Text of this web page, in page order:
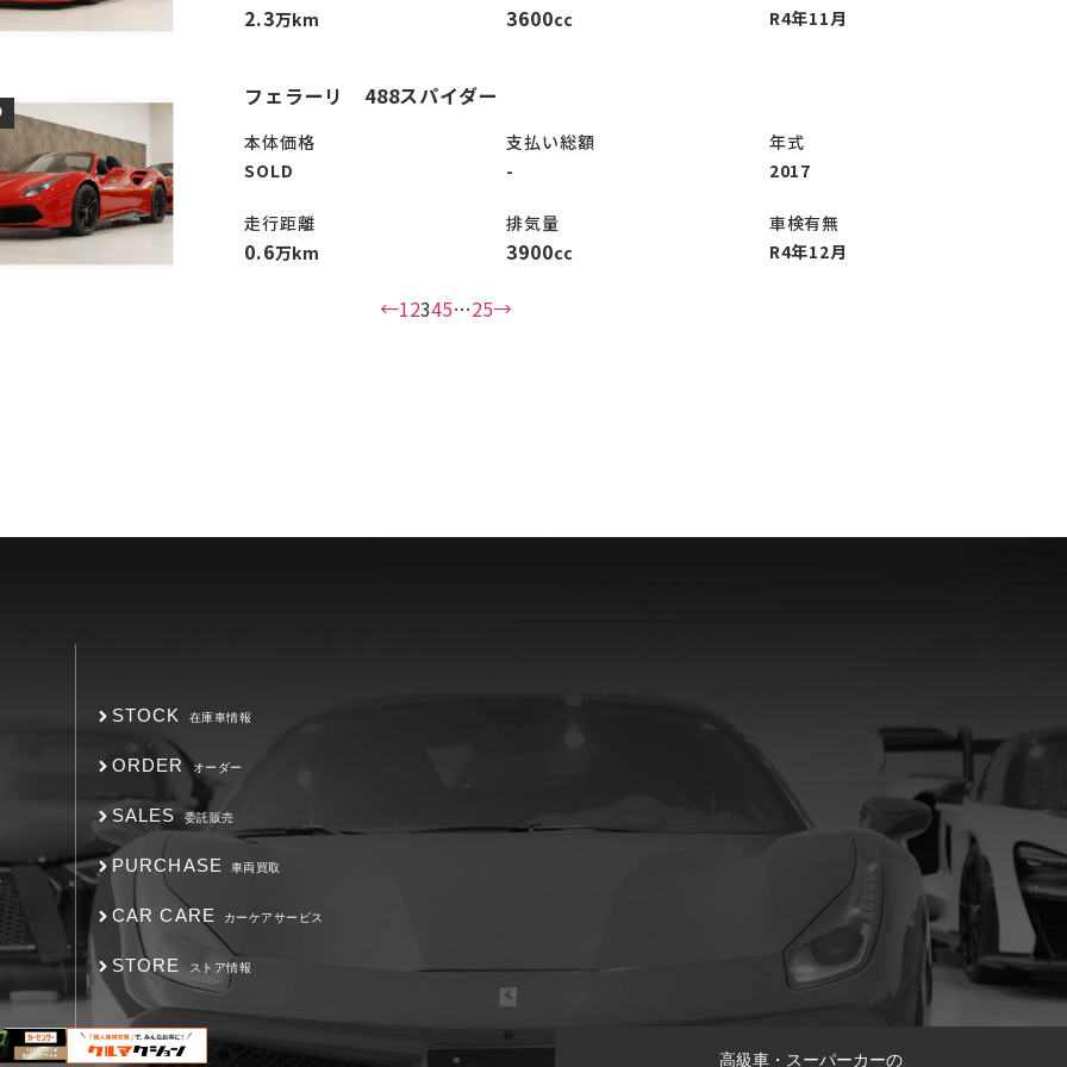
2.3万km 3600cc
R4年11月
フェラーリ 488スパイダー
本体価格
SOLD
支払い総額
-
年式
2017
走行距離
0.6万km
排気量
3900cc
車検有無
R4年12月
←12345…25→
STOCK 在庫車情報
ORDER オーダー
SALES 委託販売
PURCHASE 車両買取
CAR CARE カーケアサービス
STORE ストア情報
高級車・スーパーカーの